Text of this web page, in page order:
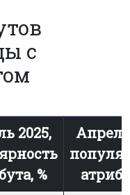
с
2025,
%